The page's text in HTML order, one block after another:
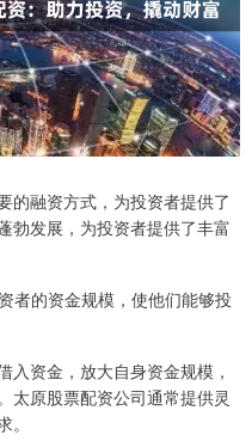
的融资方式，为投资者提供了
勃发展，为投资者提供了丰富
者的资金规模，使他们能够投
入资金，放大自身资金规模，
太原股票配资公司通常提供灵